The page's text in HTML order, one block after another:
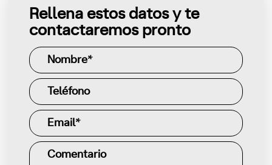
Rellena estos datos y te
contactaremos pronto